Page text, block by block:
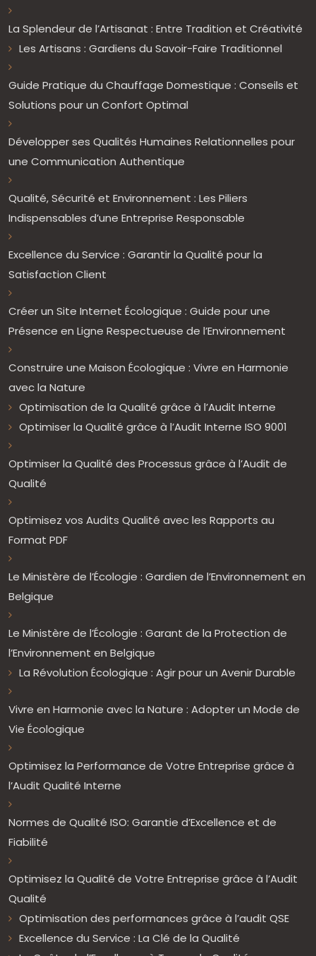
La Splendeur de l’Artisanat : Entre Tradition et Créativité
Les Artisans : Gardiens du Savoir-Faire Traditionnel
Guide Pratique du Chauffage Domestique : Conseils et
Solutions pour un Confort Optimal
Développer ses Qualités Humaines Relationnelles pour
une Communication Authentique
Qualité, Sécurité et Environnement : Les Piliers
Indispensables d’une Entreprise Responsable
Excellence du Service : Garantir la Qualité pour la
Satisfaction Client
Créer un Site Internet Écologique : Guide pour une
Présence en Ligne Respectueuse de l’Environnement
Construire une Maison Écologique : Vivre en Harmonie
avec la Nature
Optimisation de la Qualité grâce à l’Audit Interne
Optimiser la Qualité grâce à l’Audit Interne ISO 9001
Optimiser la Qualité des Processus grâce à l’Audit de
Qualité
Optimisez vos Audits Qualité avec les Rapports au
Format PDF
Le Ministère de l’Écologie : Gardien de l’Environnement en
Belgique
Le Ministère de l’Écologie : Garant de la Protection de
l’Environnement en Belgique
La Révolution Écologique : Agir pour un Avenir Durable
Vivre en Harmonie avec la Nature : Adopter un Mode de
Vie Écologique
Optimisez la Performance de Votre Entreprise grâce à
l’Audit Qualité Interne
Normes de Qualité ISO: Garantie d’Excellence et de
Fiabilité
Optimisez la Qualité de Votre Entreprise grâce à l’Audit
Qualité
Optimisation des performances grâce à l’audit QSE
Excellence du Service : La Clé de la Qualité